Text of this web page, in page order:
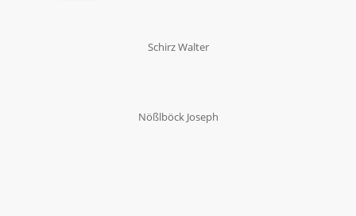
Schirz Walter
Nößlböck Joseph